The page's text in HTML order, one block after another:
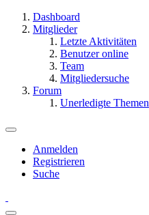
Dashboard
Mitglieder
Letzte Aktivitäten
Benutzer online
Team
Mitgliedersuche
Forum
Unerledigte Themen
Anmelden
Registrieren
Suche